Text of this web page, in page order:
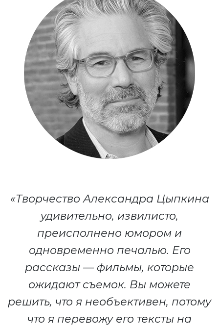
«Творчество Александра Цыпкина
удивительно, извилисто,
преисполнено юмором и
одновременно печалью. Его
рассказы — фильмы, которые
ожидают съемок. Вы можете
решить, что я необъективен, потому
что я перевожу его тексты на